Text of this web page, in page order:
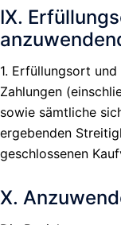
IX.
1. Erfüllungsort
Zahlungen
sowie sämtliche
ergebenden
geschlossenen
X.